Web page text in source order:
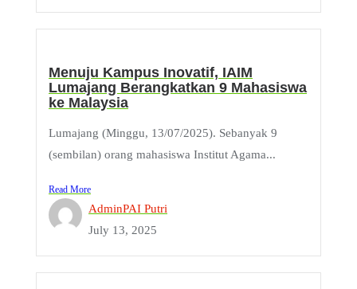
Menuju Kampus Inovatif, IAIM
Lumajang Berangkatkan 9 Mahasiswa
ke Malaysia
Lumajang (Minggu, 13/07/2025). Sebanyak 9
(sembilan) orang mahasiswa Institut Agama...
Read More
AdminPAI Putri
July 13, 2025